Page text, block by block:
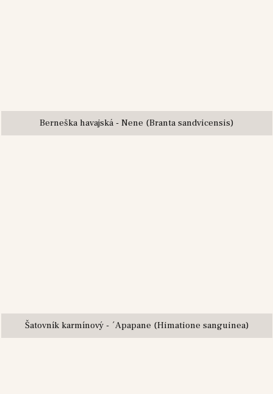
Berneška havajská - Nene (Branta sandvicensis)
Šatovník karmínový - ´Apapane (Himatione sanguinea)